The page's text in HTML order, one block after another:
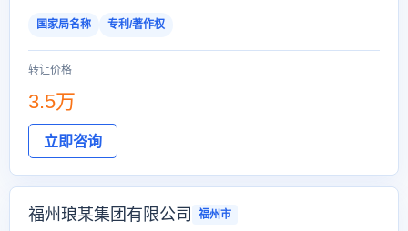
国家局名称 专利/著作权
转让价格
3.5万
立即咨询
福州琅某集团有限公司 福州市